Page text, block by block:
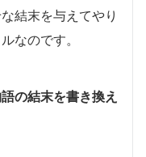
結末を与えてやり
なのです。
の結末を書き換え